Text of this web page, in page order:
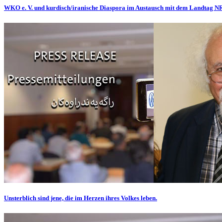
WKO e. V. und kurdisch/iranische Diaspora im Austausch mit dem Landtag
Unsterblich sind jene, die im Herzen ihres Volkes leben.